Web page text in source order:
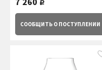
руб.
СООБЩИТЬ О ПОСТУПЛЕНИИ